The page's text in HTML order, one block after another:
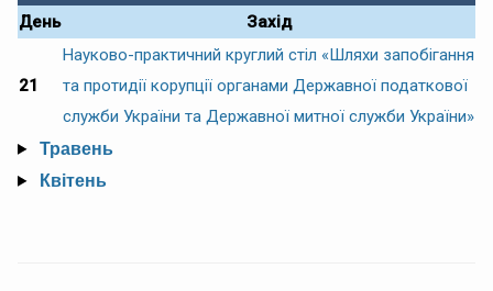
День
Захід
21
Науково-практичний круглий стіл «Шляхи запобігання
та протидії корупції органами Державної податкової
служби України та Державної митної служби України»
Травень
Квітень